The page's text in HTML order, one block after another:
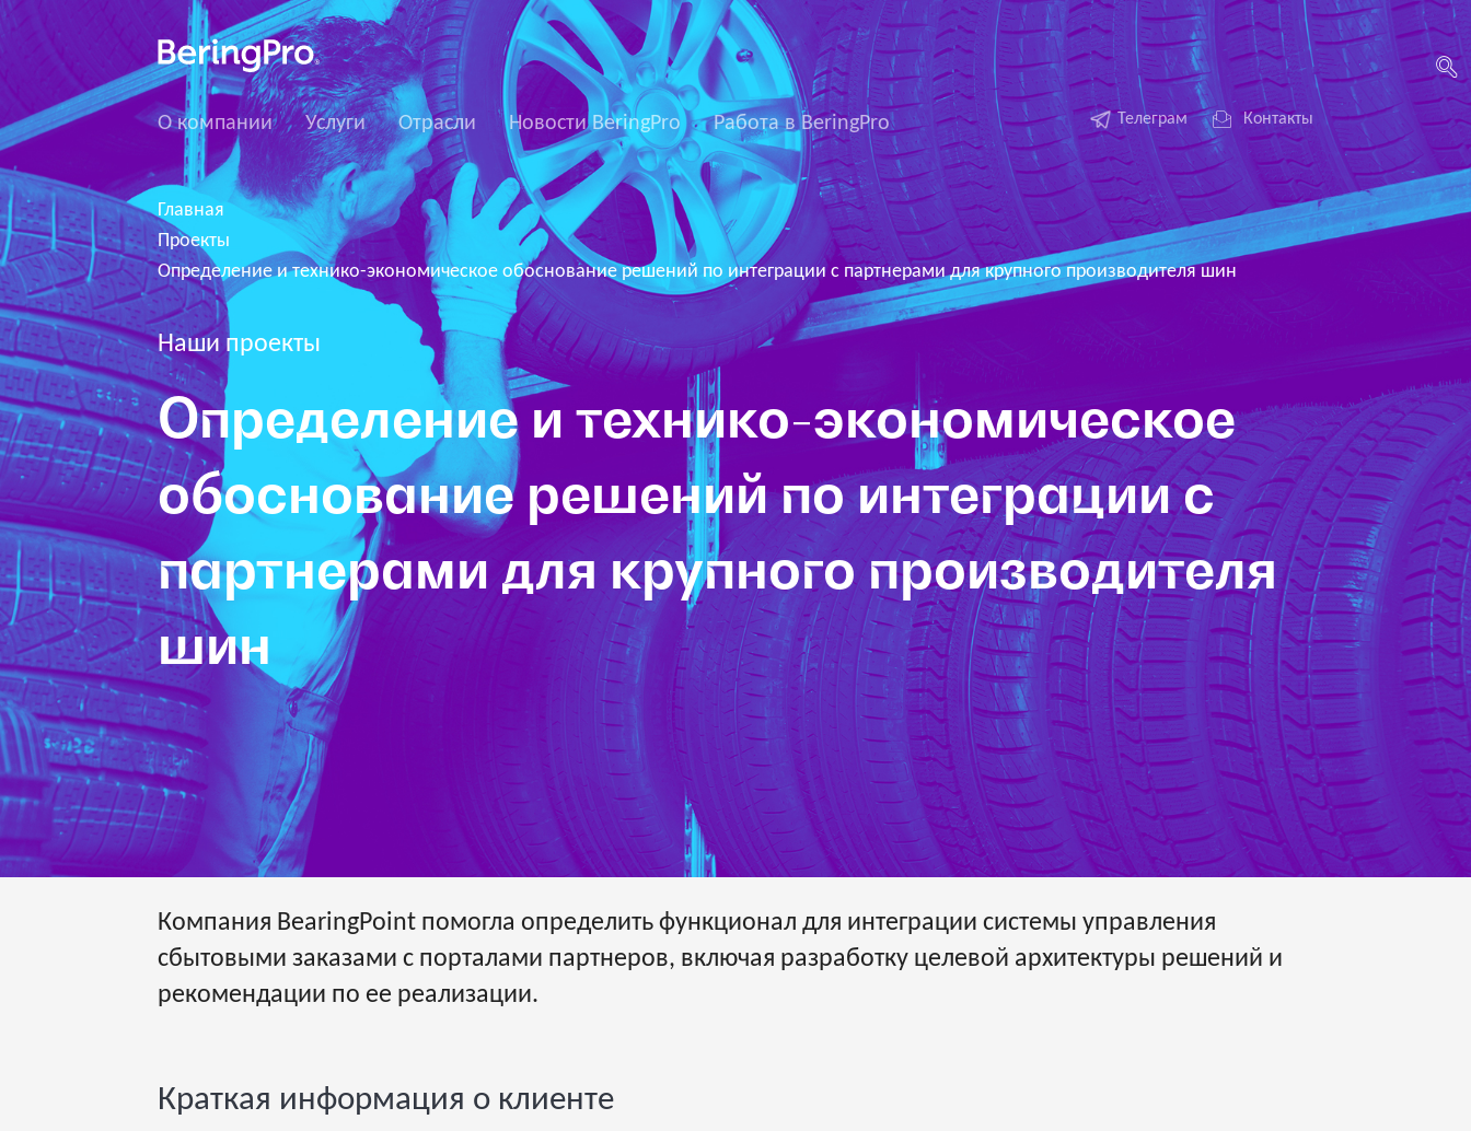
О компании Услуги Отрасли Новости BeringPro Работа в BeringPro Телеграм Контакты
Главная
Проекты
Определение и технико-экономическое обоснование решений по интеграции с партнерами для крупного производителя шин
Наши проекты
Определение и технико-экономическое
обоснование решений по интеграции с
партнерами для крупного производителя
шин
Компания BearingPoint помогла определить функционал для интеграции системы управления
сбытовыми заказами с порталами партнеров, включая разработку целевой архитектуры решений и
рекомендации по ее реализации.
Краткая информация о клиенте